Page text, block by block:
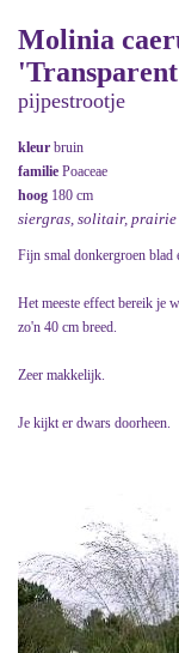
Molinia
pijpestrootje
kleur bruin
familie Poaceae
hoog 180 cm
siergras, solitair, prairie
Fijn smal donkergroen blad
Het meeste effect bereik je
zo'n 40 cm breed.
Zeer makkelijk.
Je kijkt er dwars doorheen.